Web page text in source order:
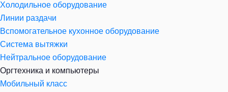
Холодильное оборудование
Линии раздачи
Вспомогательное кухонное оборудование
Система вытяжки
Нейтральное оборудование
Оргтехника и компьютеры
Мобильный класс